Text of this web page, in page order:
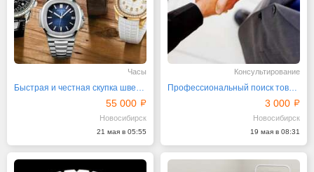
Часы
Быстрая и честная скупка швейцарских часов
55 000
Новосибирск
21 мая в 05:55
Консультирование
Профессиональный поиск товаров в Китае
3 000
Новосибирск
19 мая в 08:31